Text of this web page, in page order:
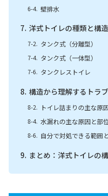
壁排水
洋式トイレの種類と構
タンク式（分離型）
タンク式（一体型）
タンクレストイレ
構造から理解するトラ
トイレ詰まりの主な原
水漏れの主な原因と部
自分で対処できる範囲
まとめ：洋式トイレの